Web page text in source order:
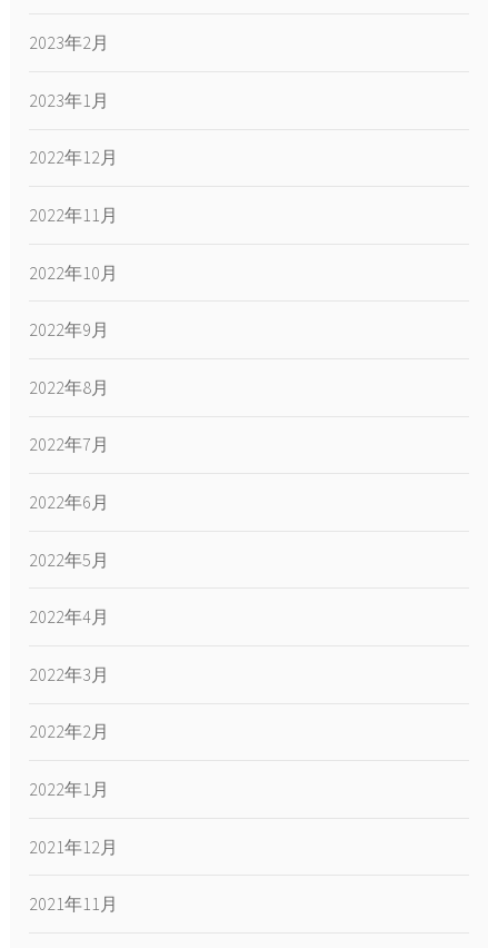
2023年2月
2023年1月
2022年12月
2022年11月
2022年10月
2022年9月
2022年8月
2022年7月
2022年6月
2022年5月
2022年4月
2022年3月
2022年2月
2022年1月
2021年12月
2021年11月